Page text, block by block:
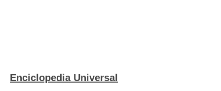
Enciclopedia Universal